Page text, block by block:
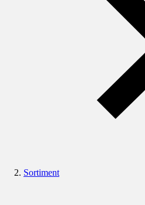
Sortiment